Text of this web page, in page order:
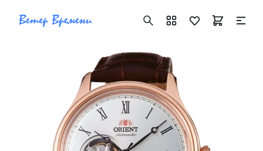
+7 ( 705 ) 181-42-50
info@vetervremeni.kz